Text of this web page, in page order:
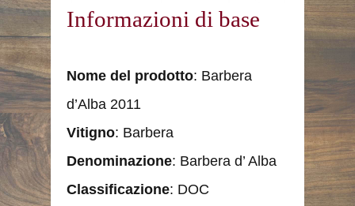
Informazioni di base
Nome del prodotto: Barbera
d’Alba 2011
Vitigno: Barbera
Denominazione: Barbera d’ Alba
Classificazione: DOC